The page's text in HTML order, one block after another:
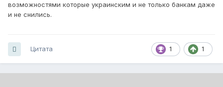
возможностями которые украинским и не только банкам даже
и не снились.
1 1
Цитата